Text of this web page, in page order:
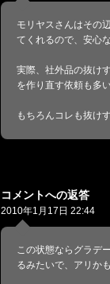
モリヤスさんはその
てくれるので、安心な
実際、社外品の抜け
を作り直す依頼も多
もちろんコレも抜け
コメントへの返答
2010年1月17日 22:44
この状態ならグラデ
るみたいで、アリか